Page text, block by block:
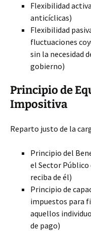
Flexibilidad
anticíclicas)
Flexibilidad
fluctuaciones
sin la necesidad
gobierno)
Principio de
Impositiva
Reparto justo de la
Principio del
el Sector Público
reciba de él)
Principio de
impuestos para
aquellos
de pago)